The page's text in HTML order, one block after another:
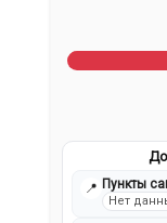
📍 Пункты
Нет